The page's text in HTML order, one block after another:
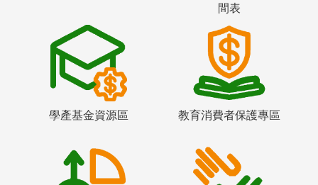
間表
學產基金資源區 教育消費者保護專區